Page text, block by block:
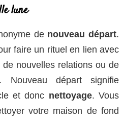
lune
de nouveau départ.
faire un rituel en lien avec
nouvelles relations ou de
Nouveau départ signifie
et donc nettoyage. Vous
votre maison de fond